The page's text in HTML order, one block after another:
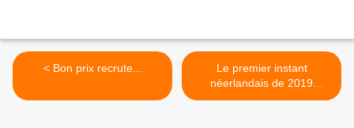
< Bon prix recrute...
Le premier instant
néerlandais de 2019
(2019_01_07): België >